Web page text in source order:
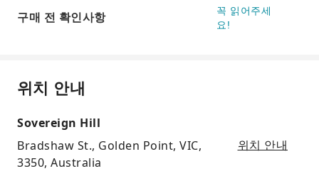
구매 전 확인사항
꼭 읽어주세
요!
위치 안내
Sovereign Hill
Bradshaw St., Golden Point, VIC,
3350, Australia
위치 안내